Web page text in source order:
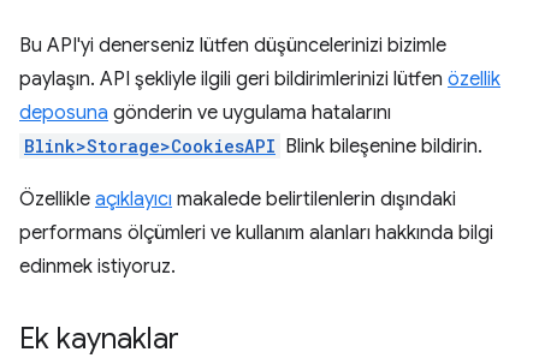
Bu API'yi denerseniz lütfen düşüncelerinizi bizimle
paylaşın. API şekliyle ilgili geri bildirimlerinizi lütfen özellik
deposuna gönderin ve uygulama hatalarını
Blink>Storage>CookiesAPI Blink bileşenine bildirin.
Özellikle açıklayıcı makalede belirtilenlerin dışındaki
performans ölçümleri ve kullanım alanları hakkında bilgi
edinmek istiyoruz.
Ek kaynaklar